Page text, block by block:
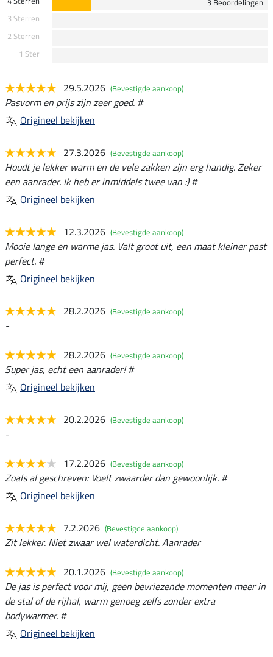
3 Sterren
2 Sterren
1 Ster
29.5.2026 (Bevestigde aankoop)
Pasvorm en prijs zijn zeer goed. #
Origineel bekijken
27.3.2026 (Bevestigde aankoop)
Houdt je lekker warm en de vele zakken zijn erg handig. Zeker
een aanrader. Ik heb er inmiddels twee van :) #
Origineel bekijken
12.3.2026 (Bevestigde aankoop)
Mooie lange en warme jas. Valt groot uit, een maat kleiner past
perfect. #
Origineel bekijken
28.2.2026 (Bevestigde aankoop)
-
28.2.2026 (Bevestigde aankoop)
Super jas, echt een aanrader! #
Origineel bekijken
20.2.2026 (Bevestigde aankoop)
-
17.2.2026 (Bevestigde aankoop)
Zoals al geschreven: Voelt zwaarder dan gewoonlijk. #
Origineel bekijken
7.2.2026 (Bevestigde aankoop)
Zit lekker. Niet zwaar wel waterdicht. Aanrader
20.1.2026 (Bevestigde aankoop)
De jas is perfect voor mij, geen bevriezende momenten meer in
de stal of de rijhal, warm genoeg zelfs zonder extra
bodywarmer. #
Origineel bekijken